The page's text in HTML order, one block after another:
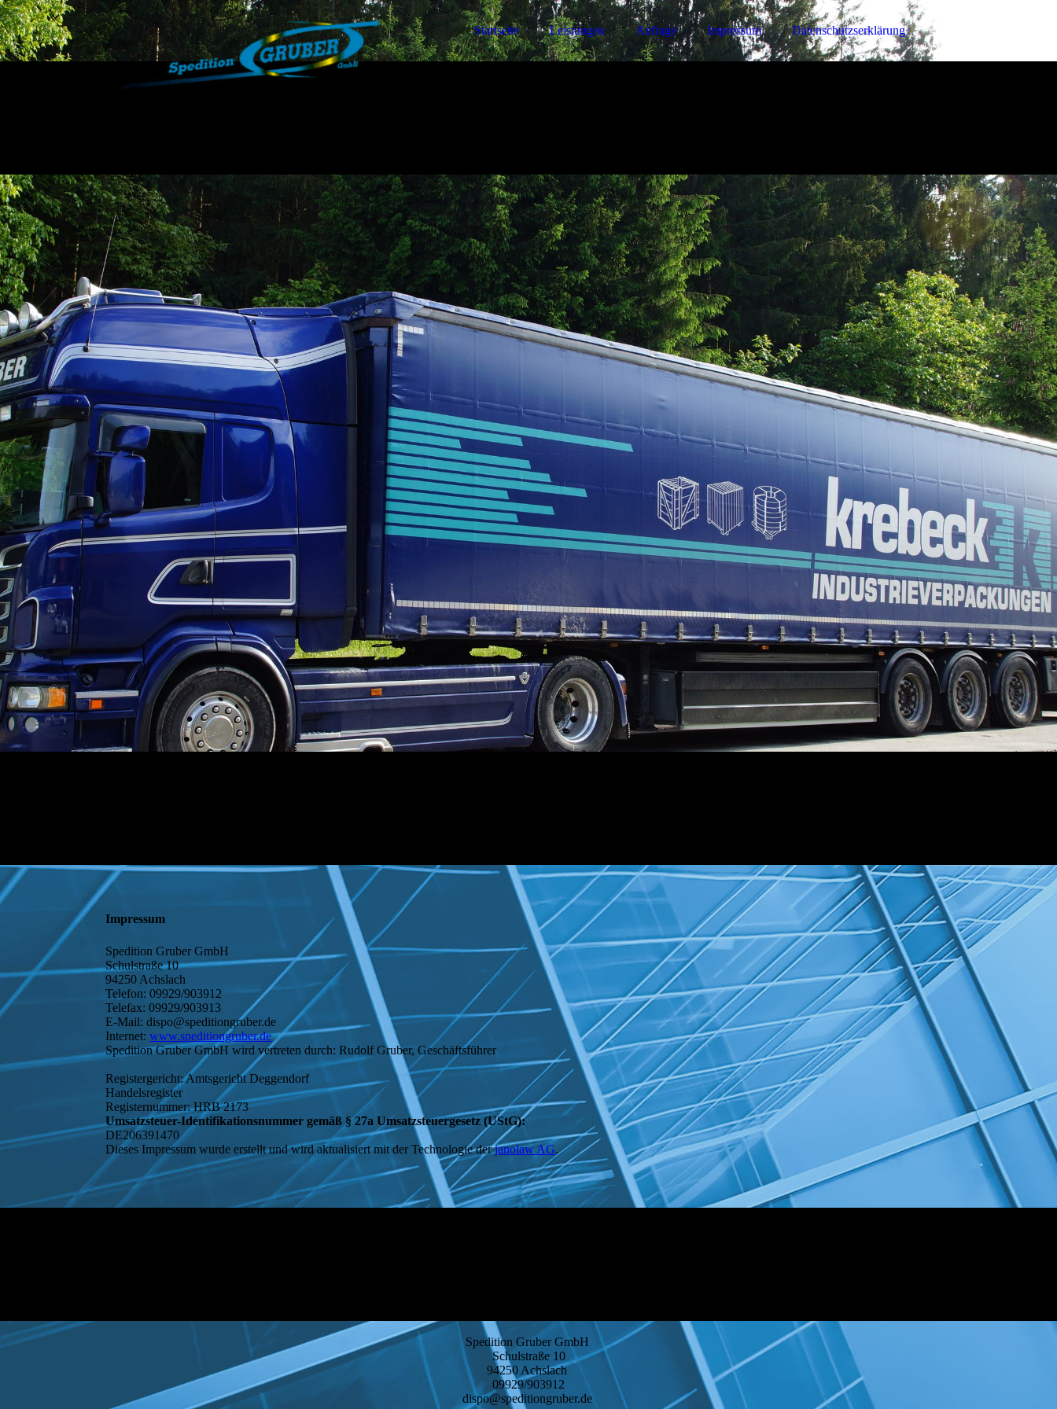
Startseite Leistungen Anfrage Impressum Datenschutzserklärung
Impressum
Spedition Gruber GmbH
Schulstraße 10
94250 Achslach
Telefon: 09929/903912
Telefax: 09929/903913
E-Mail: dispo@speditiongruber.de
Internet:www.speditiongruber.de
Spedition Gruber GmbH wird vertreten durch: Rudolf Gruber, Geschäftsführer
Registergericht: Amtsgericht Deggendorf
Handelsregister
Registernummer: HRB 2173
Umsatzsteuer-Identifikationsnummer gemäß § 27a Umsatzsteuergesetz (UStG):
DE206391470
Dieses Impressum wurde erstellt und wird aktualisiert mit der Technologie derjanolaw AG.
Spedition Gruber GmbH
Schulstraße 10
94250 Achslach
09929/903912
dispo@speditiongruber.de